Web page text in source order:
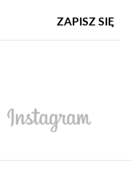
ZAPISZ SIĘ